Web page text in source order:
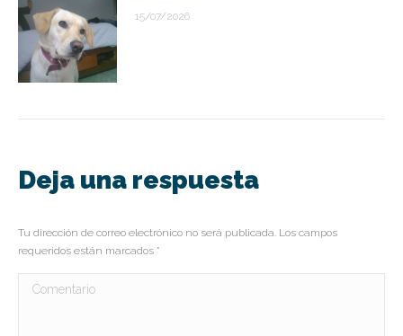
15/07/2026
Deja una respuesta
Tu dirección de correo electrónico no será publicada. Los campos
requeridos están marcados *
Comentario